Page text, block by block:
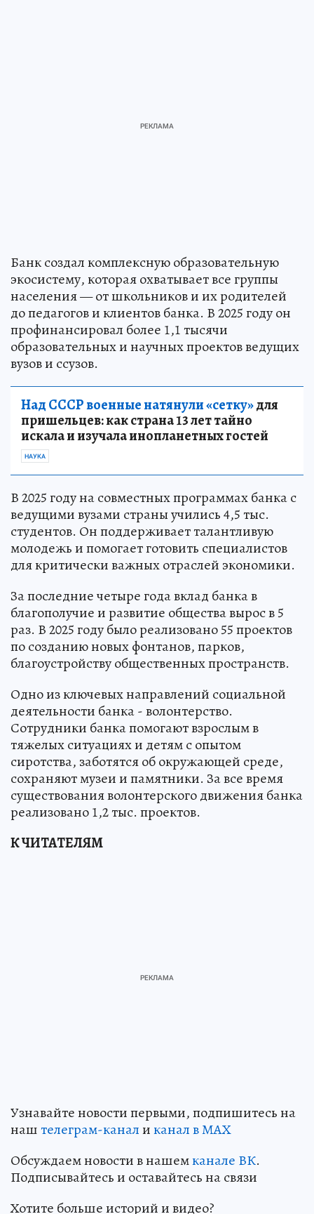
Банк создал комплексную образовательную
экосистему, которая охватывает все группы
населения — от школьников и их родителей
до педагогов и клиентов банка. В 2025 году он
профинансировал более 1,1 тысячи
образовательных и научных проектов ведущих
вузов и ссузов.
Над СССР военные натянули «сетку»для
пришельцев: как страна 13 лет тайно
искала и изучала инопланетных гостей
НАУКА
В 2025 году на совместных программах банка с
ведущими вузами страны учились 4,5 тыс.
студентов. Он поддерживает талантливую
молодежь и помогает готовить специалистов
для критически важных отраслей экономики.
За последние четыре года вклад банка в
благополучие и развитие общества вырос в 5
раз. В 2025 году было реализовано 55 проектов
по созданию новых фонтанов, парков,
благоустройству общественных пространств.
Одно из ключевых направлений социальной
деятельности банка - волонтерство.
Сотрудники банка помогают взрослым в
тяжелых ситуациях и детям с опытом
сиротства, заботятся об окружающей среде,
сохраняют музеи и памятники. За все время
существования волонтерского движения банка
реализовано 1,2 тыс. проектов.
К ЧИТАТЕЛЯМ
Узнавайте новости первыми, подпишитесь на
наштелеграм-каналиканал в МАХ
Обсуждаем новости в нашемканале ВК.
Подписывайтесь и оставайтесь на связи
Хотите больше историй и видео?